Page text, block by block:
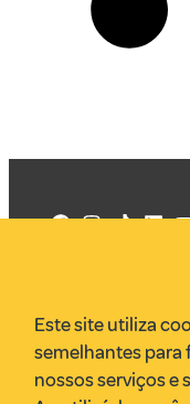
VR Assessoria
Parcerias
Envie uma pauta
Este site utiliza
semelhantes para
nossos serviços e